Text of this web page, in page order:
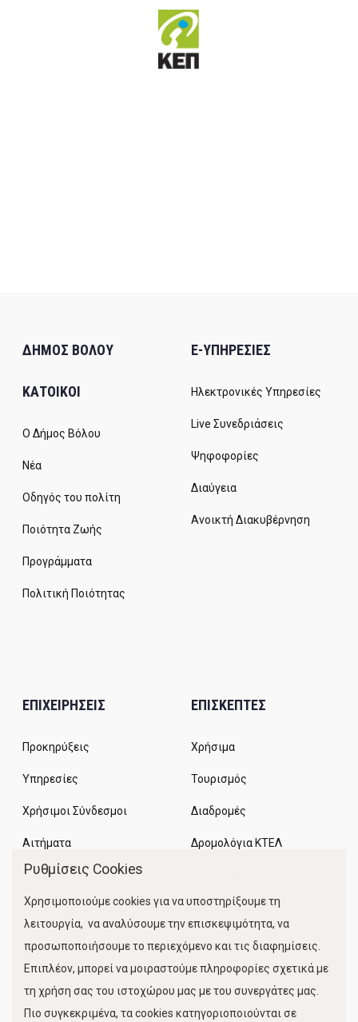
ΔΗΜΟΣ ΒΟΛΟΥ
ΚΑΤΟΙΚΟΙ
Ο Δήμος Βόλου
Νέα
Οδηγός του πολίτη
Ποιότητα Ζωής
Προγράμματα
Πολιτική Ποιότητας
E-ΥΠΗΡΕΣΙΕΣ
Ηλεκτρονικές Υπηρεσίες
Live Συνεδριάσεις
Ψηφοφορίες
Διαύγεια
Ανοικτή Διακυβέρνηση
ΕΠΙΧΕΙΡΗΣΕΙΣ
Προκηρύξεις
Υπηρεσίες
Χρήσιμοι Σύνδεσμοι
Αιτήματα
ΕΠΙΣΚΕΠΤΕΣ
Χρήσιμα
Τουρισμός
Διαδρομές
Δρομολόγια ΚΤΕΛ
Κίνηση Λιμένος
Ρυθμίσεις Cookies
Χρησιμοποιούμε cookies για να υποστηρίξουμε τη
λειτουργία, να αναλύσουμε την επισκεψιμότητα, να
προσωποποιήσουμε το περιεχόμενο και τις διαφημίσεις.
Επιπλέον, μπορεί να μοιραστούμε πληροφορίες σχετικά με
τη χρήση σας του ιστοχώρου μας με του συνεργάτες μας.
Πιο συγκεκριμένα, τα cookies κατηγοριοποιούνται σε